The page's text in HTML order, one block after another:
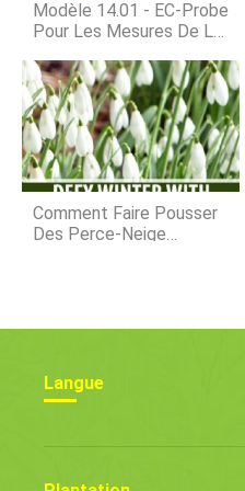
et
Modèle 14.01 - EC-Probe
Pour Les Mesures De La
Comment Faire Pousser
Des Perce-Neige
Langue